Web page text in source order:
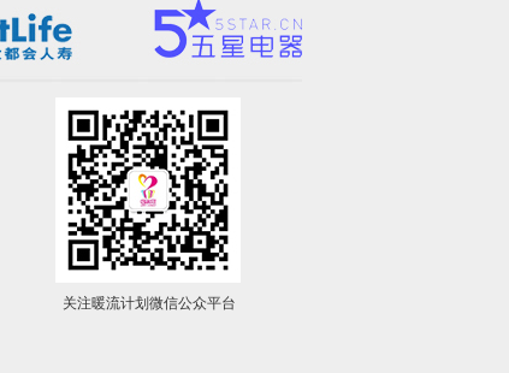
关注暖流计划微信公众平台